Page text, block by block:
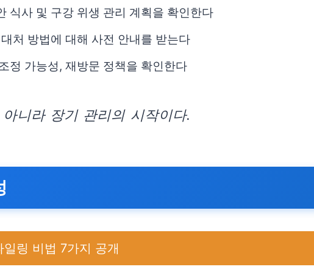
식사 및 구강 위생 관리 계획을 확인한다
처 방법에 대해 사전 안내를 받는다
정 가능성, 재방문 정책을 확인한다
니라 장기 관리의 시작이다.
링 비법 7가지 공개